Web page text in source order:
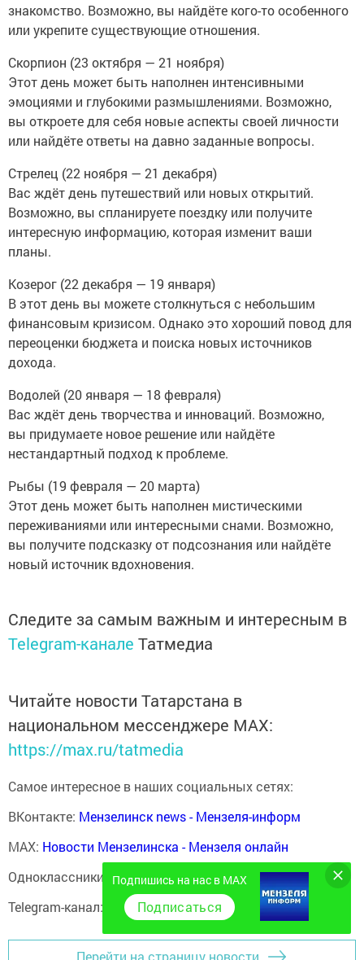
знакомство. Возможно, вы найдёте кого-то особенного
или укрепите существующие отношения.
Скорпион (23 октября — 21 ноября)
Этот день может быть наполнен интенсивными
эмоциями и глубокими размышлениями. Возможно,
вы откроете для себя новые аспекты своей личности
или найдёте ответы на давно заданные вопросы.
Стрелец (22 ноября — 21 декабря)
Вас ждёт день путешествий или новых открытий.
Возможно, вы спланируете поездку или получите
интересную информацию, которая изменит ваши
планы.
Козерог (22 декабря — 19 января)
В этот день вы можете столкнуться с небольшим
финансовым кризисом. Однако это хороший повод для
переоценки бюджета и поиска новых источников
дохода.
Водолей (20 января — 18 февраля)
Вас ждёт день творчества и инноваций. Возможно,
вы придумаете новое решение или найдёте
нестандартный подход к проблеме.
Рыбы (19 февраля — 20 марта)
Этот день может быть наполнен мистическими
переживаниями или интересными снами. Возможно,
вы получите подсказку от подсознания или найдёте
новый источник вдохновения.
Следите за самым важным и интересным в
Telegram-канале Татмедиа
Читайте новости Татарстана в
национальном мессенджере MАХ:
https://max.ru/tatmedia
Самое интересное в наших социальных сетях:
ВКонтакте: Мензелинск news - Мензеля-информ
MAX: Новости Мензелинска - Мензеля онлайн
Одноклассники:
ok.ru/menzelinsk
Telegram-канал:
Мензелинск news - Мензеля-информ
Перейти на страницу новости
Подпишись на нас в MAX
Подписаться